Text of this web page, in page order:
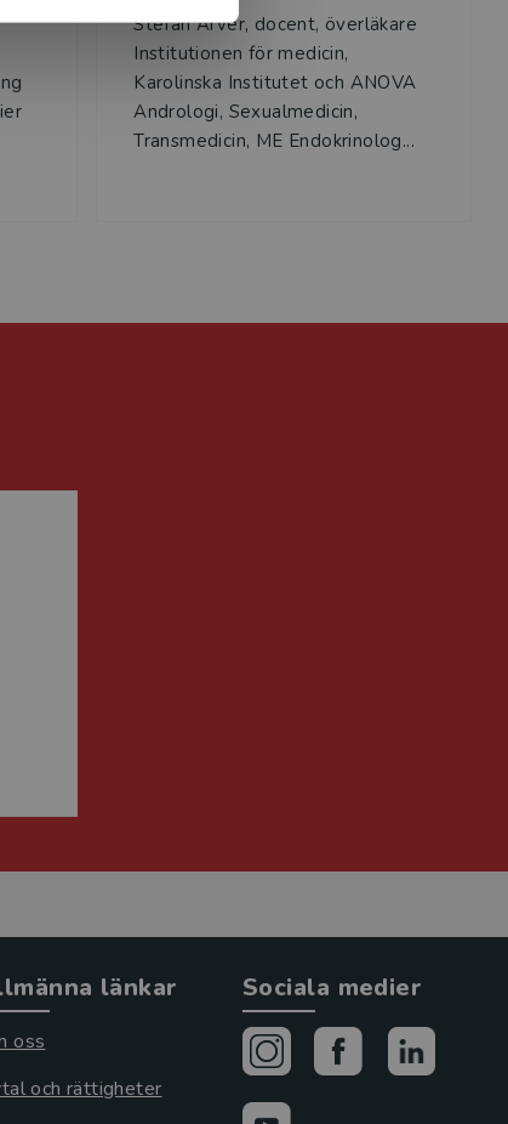
Stefan Arver, docent, överläkare
Institutionen för medicin,
Karolinska Institutet och ANOVA
Andrologi, Sexualmedicin,
Transmedicin, ME Endokrinolog...
länkar
oss
och rättigheter
Sociala medier